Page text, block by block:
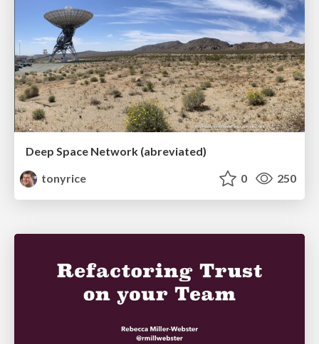
Deep Space Network (abreviated)
tonyrice
0 250